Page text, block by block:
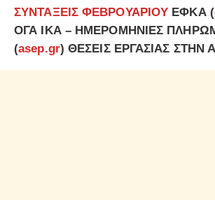
ΣΥΝΤΑΞΕΙΣ ΦΕΒΡΟΥΑΡΙΟΥ ΕΦΚΑ (
ΟΓΑ ΙΚΑ – ΗΜΕΡΟΜΗΝΙΕΣ
(asep.gr) ΘΕΣΕΙΣ ΕΡΓΑΣΙΑΣ ΣΤΗΝ